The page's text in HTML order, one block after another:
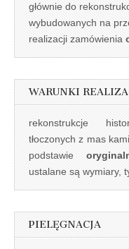
głównie do
wybudowanych na
realizacji zamówienia
WARUNKI
rekonstrukcje
tłoczonych z mas
podstawie
ustalane są wymiary,
PIELĘGNACJA